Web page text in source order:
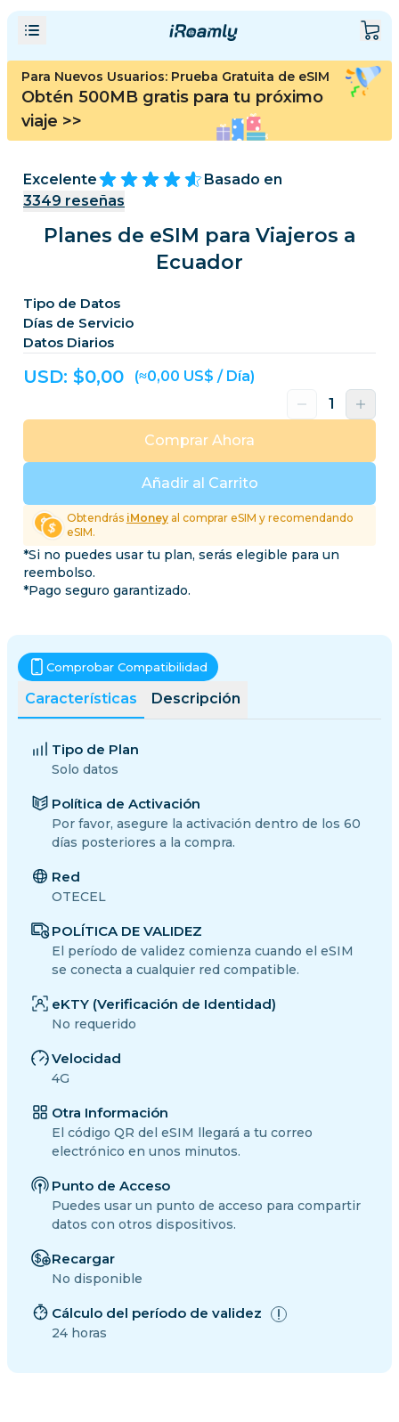
Para Nuevos Usuarios: Prueba Gratuita de eSIM
Obtén 500MB gratis para tu próximo
viaje >>
Excelente
Basado en
3349 reseñas
Planes de eSIM para Viajeros a
Ecuador
Tipo de Datos
Días de Servicio
Datos Diarios
USD: $0,00 (≈0,00 US$ / Día)
Añadir al Carrito
Comprar Ahora
Obtendrás iMoneyal comprar eSIM y recomendando
eSIM.
*Si no puedes usar tu plan, serás elegible para un
reembolso.
*Pago seguro garantizado.
Características Descripción
Comprobar Compatibilidad
Tipo de Plan
Solo datos
Política de Activación
Por favor, asegure la activación dentro de los 60
días posteriores a la compra.
Red
OTECEL
POLÍTICA DE VALIDEZ
El período de validez comienza cuando el eSIM
se conecta a cualquier red compatible.
eKTY (Verificación de Identidad)
No requerido
Velocidad
4G
Otra Información
El código QR del eSIM llegará a tu correo
electrónico en unos minutos.
Punto de Acceso
Puedes usar un punto de acceso para compartir
datos con otros dispositivos.
Recargar
No disponible
Cálculo del período de validez
24 horas